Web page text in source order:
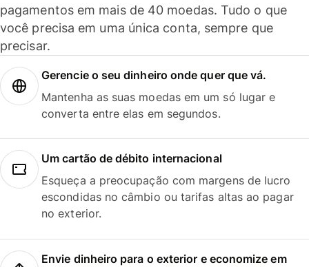
pagamentos em mais de 40 moedas. Tudo o que
você precisa em uma única conta, sempre que
precisar.
Gerencie o seu dinheiro onde quer que vá.
Mantenha as suas moedas em um só lugar e
converta entre elas em segundos.
Um cartão de débito internacional
Esqueça a preocupação com margens de lucro
escondidas no câmbio ou tarifas altas ao pagar
no exterior.
Envie dinheiro para o exterior e economize em